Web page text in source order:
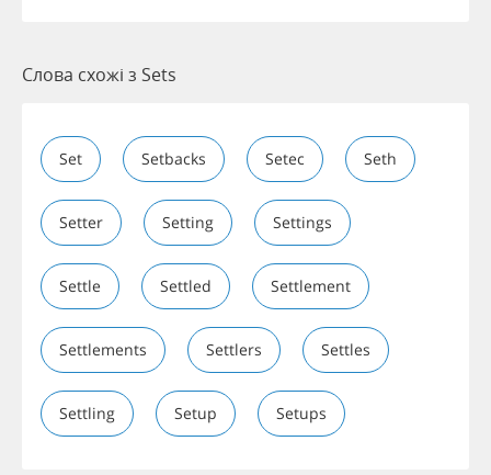
Слова схожі з Sets
Set Setbacks Setec Seth
Setter Setting Settings
Settle Settled Settlement
Settlements Settlers Settles
Settling Setup Setups